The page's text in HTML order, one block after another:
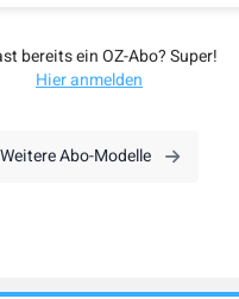
bereits ein OZ-Abo? Super!
Hier anmelden
Weitere Abo-Modelle